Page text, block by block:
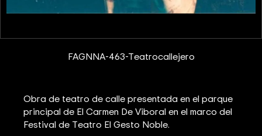
FAGNNA-463-Teatrocallejero
Obra de teatro de calle presentada en el parque
principal de El Carmen De Viboral en el marco del
Festival de Teatro El Gesto Noble.